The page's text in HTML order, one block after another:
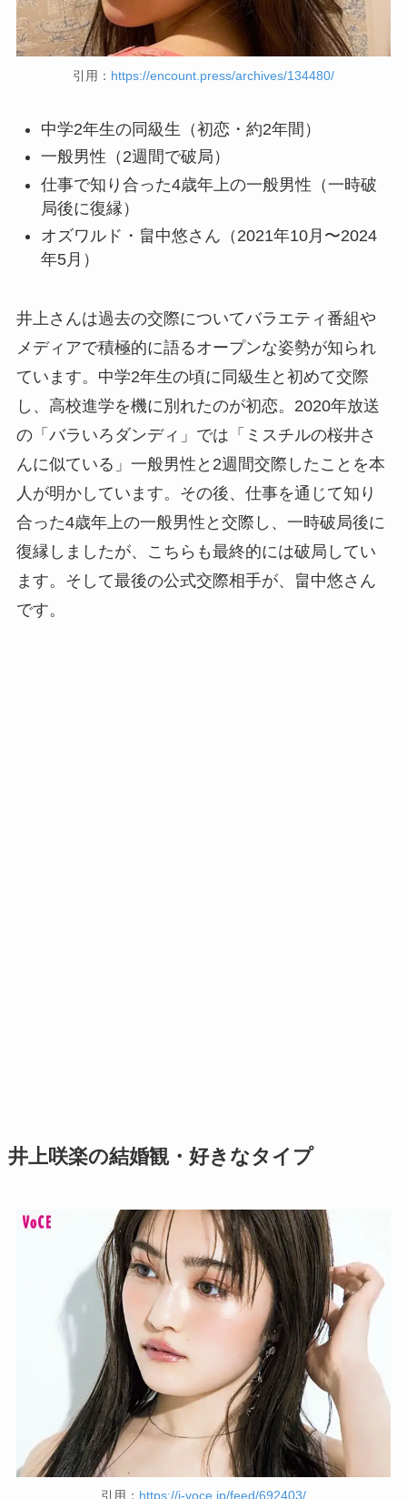
引用： https://encount.press/archives/134480/
中学2年生の同級生（初恋・約2年間）
一般男性（2週間で破局）
仕事で知り合った4歳年上の一般男性（一時破
局後に復縁）
オズワルド・畠中悠さん（2021年10月〜2024
年5月）
井上さんは過去の交際についてバラエティ番組や
メディアで積極的に語るオープンな姿勢が知られ
ています。中学2年生の頃に同級生と初めて交際
し、高校進学を機に別れたのが初恋。2020年放送
の「バラいろダンディ」では「ミスチルの桜井さ
んに似ている」一般男性と2週間交際したことを本
人が明かしています。その後、仕事を通じて知り
合った4歳年上の一般男性と交際し、一時破局後に
復縁しましたが、こちらも最終的には破局してい
ます。そして最後の公式交際相手が、畠中悠さん
です。
井上咲楽の結婚観・好きなタイプ
引用： https://i-voce.jp/feed/692403/